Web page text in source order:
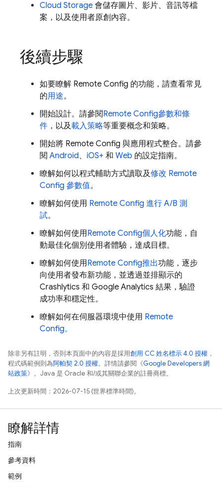
Cloud Storage 會儲存圖片、影片、音訊等檔
案，以及使用者原創內容。
後續步驟
如要瞭解 Remote Config 的功能，請查看常見
的用途。
開始設計。請參閱Remote Config參數和條
件 ，以及載入策略等重要概念和策略。
開始將 Remote Config 與應用程式整合。請參
閱 Android、 iOS+ 和 Web 的設定指南。
瞭解如何以程式輔助方式讀取及修改 Remote
Config 參數值。
瞭解如何使用 Remote Config 進行 A/B 測
試。
瞭解如何使用Remote Config個人化功能，自
動最佳化個別使用者體驗，達成目標。
瞭解如何使用Remote Config推出功能，逐步
向使用者發布新功能，並透過並排顯示的
Crashlytics 和 Google Analytics 結果，驗證
成功率和穩定性。
瞭解如何在伺服器環境中使用 Remote
Config。
除非另有註明，否則本頁面中的內容是採用創用 CC 姓名標示 4.0 授權 ，
程式碼範例則為阿帕契 2.0 授權。詳情請參閱《Google Developers 網
站政策》。Java 是 Oracle 和/或其關聯企業的註冊商標。
上次更新時間：2026-07-15 (世界標準時間)。
瞭解詳情
指南
參考資料
範例